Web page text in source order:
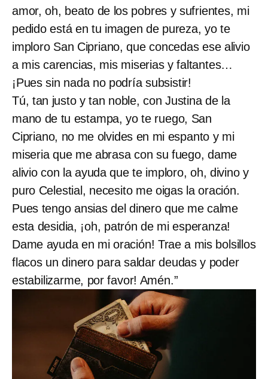
amor, oh, beato de los pobres y sufrientes, mi
pedido está en tu imagen de pureza, yo te
imploro San Cipriano, que concedas ese alivio
a mis carencias, mis miserias y faltantes…
¡Pues sin nada no podría subsistir!
Tú, tan justo y tan noble, con Justina de la
mano de tu estampa, yo te ruego, San
Cipriano, no me olvides en mi espanto y mi
miseria que me abrasa con su fuego, dame
alivio con la ayuda que te imploro, oh, divino y
puro Celestial, necesito me oigas la oración.
Pues tengo ansias del dinero que me calme
esta desidia, ¡oh, patrón de mi esperanza!
Dame ayuda en mi oración! Trae a mis bolsillos
flacos un dinero para saldar deudas y poder
estabilizarme, por favor! Amén.”